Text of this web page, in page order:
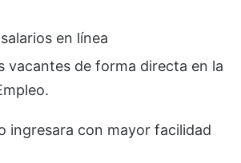
en línea
vacantes de forma directa en la
ingresara con mayor facilidad